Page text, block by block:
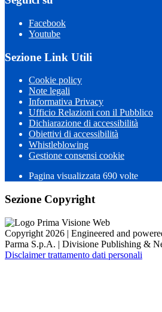
Facebook
Youtube
Sezione Link Utili
Cookie policy
Note legali
Informativa Privacy
Ufficio Relazioni con il Pubblico
Dichiarazione di accessibilità
Obiettivi di accessibilità
Whistleblowing
Gestione consensi cookie
Pagina visualizzata 690 volte
Sezione Copyright
Copyright 2026 | Engineered and
Parma S.p.A. | Divisione Publishing &
Disclaimer trattamento dati personali